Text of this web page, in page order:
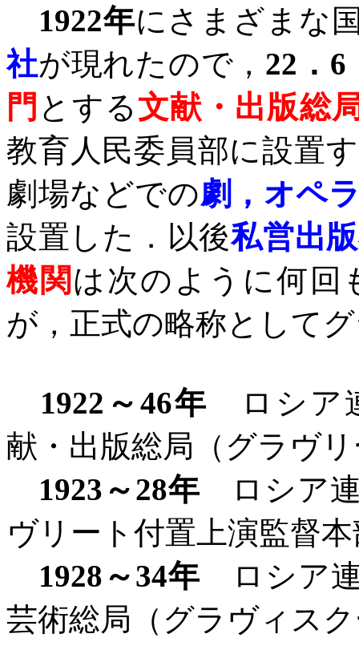
1922年にさまざまな
社が現れたので， 22 ． 6
門 とする文献・出版総
教育人民委員部に設置
劇場などでの劇，オペ
設置した．以後私営出
機関 は次のように何回
が，正式の略称として
1922 ～ 46年 ロシア
献・出版総局（グラヴ
1923 ～28年 ロシア連
ヴリート付置上演監督
1928 ～34年 ロシア
芸術総局（グラヴィス